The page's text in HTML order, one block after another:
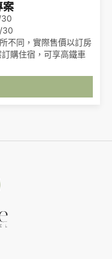
案
30
不同，實際售價以訂房